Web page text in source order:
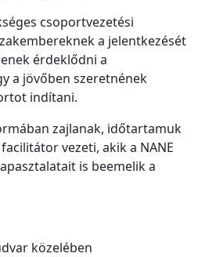
csoportvezetési
a jelentkezését
érdeklődni a
a jövőben szeretnének
indítani.
zajlanak, időtartamuk
vezeti, akik a NANE
is beemelik a
közelében